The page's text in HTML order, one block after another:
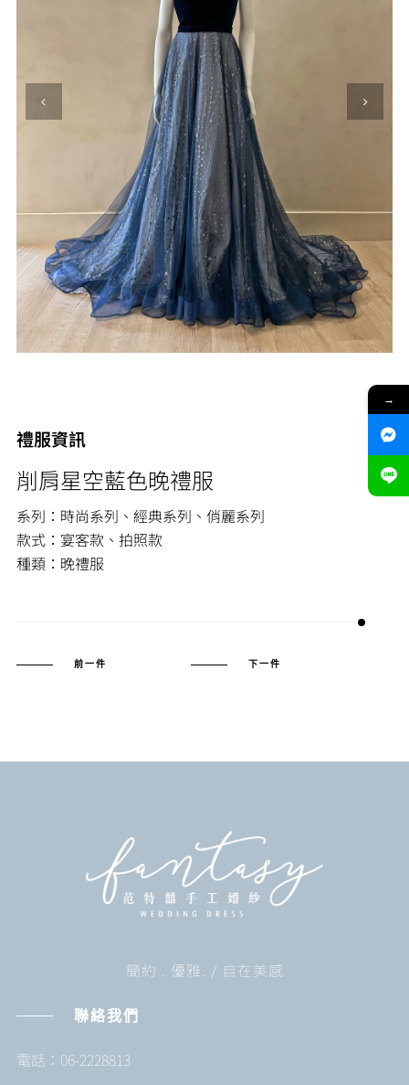
禮服資訊
削肩星空藍色晚禮服
系列：時尚系列、經典系列、俏麗系列
款式：宴客款、拍照款
種類：晚禮服
前一件 下一件
簡約 . 優雅. / 自在美感
聯絡我們
電話：06-2228813
→